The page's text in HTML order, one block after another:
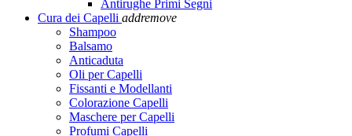
Antirughe Primi Segni
Cura dei Capelli addremove
Shampoo
Balsamo
Anticaduta
Oli per Capelli
Fissanti e Modellanti
Colorazione Capelli
Maschere per Capelli
Profumi Capelli